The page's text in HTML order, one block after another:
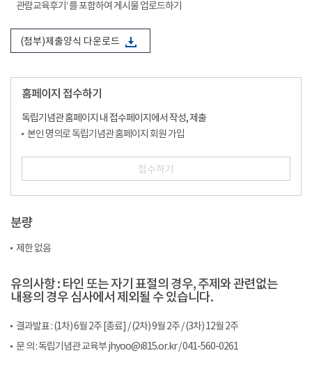
관람교육후기’ 를 포함하여 게시물 업로드하기
(첨부)제출양식 다운로드
홈페이지 접수하기
독립기념관 홈페이지 내 접수페이지에서 작성, 제출
본인 명의로 독립기념관 홈페이지 회원 가입
접수하기
분량
제한 없음
유의사항 : 타인 또는 자기 표절의 경우, 주제와 관련없는
내용의 경우 심사에서 제외될 수 있습니다.
결과발표 : (1차) 6월 2주 [종료] / (2차) 9월 2주 / (3차) 12월 2주
문 의 : 독립기념관 교육부 jhyoo@i815.or.kr / 041-560-0261